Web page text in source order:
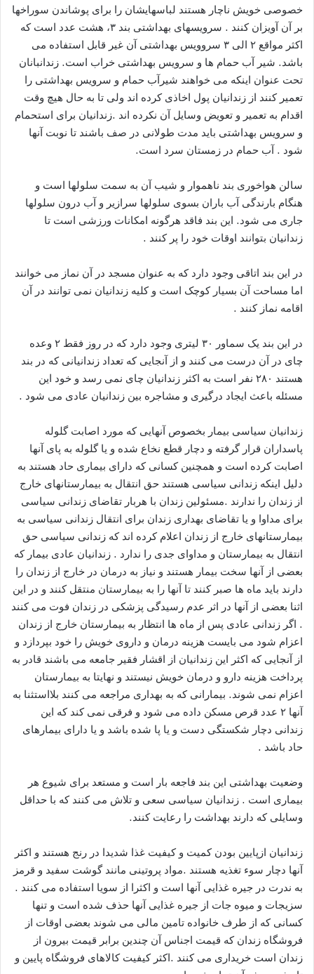
خصوصی خویش ناچار هستند لباسهایشان را برای پوشاندن سوراخها
بر آن آویزان کنند . سرویسهای بهداشتی بند ۳، هشت عدد است که
اکثر مواقع ۲ الی ۳ سروویس بهداشتی آن غیر قابل استفاده می
باشد. شیر آب حمام ها و سرویس بهداشتی خراب است. زندانبانان
تحت عنوان اینکه می خواهند شیرآب حمام و سرویس بهداشتی را
تعمیر کنند از زندانیان پول اخاذی کرده اند ولی تا به حال هیچ وقت
اقدام به تعمیر و تعویض وسایل آن نکرده اند .زندانیان برای استحمام
و سرویس بهداشتی باید مدت طولانی در صف باشند تا نوبت آنها
شود . آب حمام در زمستان سرد است.
سالن هواخوری بند ناهموار و شیب آن به سمت سلولها است و
هنگام بارندگی آب باران بسوی سلولها سرازیر و آب درون سلولها
جاری می شود. این بند فاقد هرگونه امکانات ورزشی است تا
زندانیان بتوانند اوقات خود را پر کنند .
در این بند اتاقی وجود دارد که به عنوان مسجد در آن نماز می خوانند
اما مساحت آن بسیار کوچک است و کلیه زندانیان نمی توانند در آن
اقامه نماز کنند .
در این بند یک سماور ۳۰ لیتری وجود دارد که در روز فقط ۲ وعده
چای در آن درست می کنند و از آنجایی که تعداد زندانیانی که در بند
هستند ۲۸۰ نفر است به اکثر زندانیان چای نمی رسد و خود این
مسئله باعث ایجاد درگیری و مشاجره بین زندانیان عادی می شود .
زندانیان سیاسی بیمار بخصوص آنهایی که مورد اصابت گلوله
پاسداران قرار گرفته و دچار قطع نخاع شده و یا گلوله به پای آنها
اصابت کرده است و همچنین کسانی که دارای بیماری حاد هستند به
دلیل اینکه زندانی سیاسی هستند حق انتقال به بیمارستانهای خارج
از زندان را ندارند .مسئولین زندان با هربار تقاضای زندانی سیاسی
برای مداوا و یا تقاضای بهداری زندان برای انتقال زندانی سیاسی به
بیمارستانهای خارج از زندان اعلام کرده اند که زندانی سیاسی حق
انتقال به بیمارستان و مداوای جدی را ندارد . زندانیان عادی بیمار که
بعضی از آنها سخت بیمار هستند و نیاز به درمان در خارج از زندان را
دارند باید ماه ها صبر کنند تا آنها را به بیمارستان منتقل کنند و در این
اثنا بعضی از آنها در اثر عدم رسیدگی پزشکی در زندان فوت می کنند
. اگر زندانی عادی پس از ماه ها انتظار به بیمارستان خارج از زندان
اعزام شود می بایست هزینه درمان و داروی خویش را خود بپردازد و
از آنجایی که اکثر این زندانیان از اقشار فقیر جامعه می باشند قادر به
پرداخت هزینه دارو و درمان خویش نیستند و نهایتا به بیمارستان
اعزام نمی شوند. بیمارانی که به بهداری مراجعه می کنند بلااستثنا به
آنها ۲ عدد قرص مسکن داده می شود و فرقی نمی کند که این
زندانی دچار شکستگی دست و یا پا شده باشد و یا دارای بیمارهای
حاد باشد .
وضعیت بهداشتی این بند فاجعه بار است و مستعد برای شیوع هر
بیماری است . زندانیان سیاسی سعی و تلاش می کنند که با حداقل
وسایلی که دارند بهداشت را رعایت کنند.
زندانیان ازپایین بودن کمیت و کیفیت غذا شدیدا در رنج هستند و اکثر
آنها دچار سوء تغذیه هستند .مواد پروتینی مانند گوشت سفید و قرمز
به ندرت در جیره غذایی آنها است و اکثرا از سویا استفاده می کنند .
سزیجات و میوه جات از جیره غذایی آنها حذف شده است و تنها
کسانی که از طرف خانواده تامین مالی می شوند بعضی اوقات از
فروشگاه زندان که قیمت اجناس آن چندین برابر قیمت بیرون از
زندان است خریداری می کنند .اکثر کیفیت کالاهای فروشگاه پایین و